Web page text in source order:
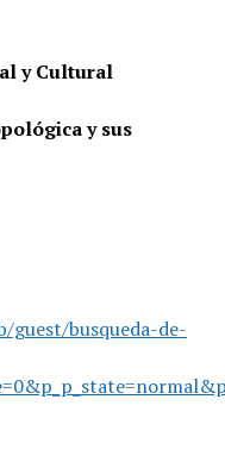
y Cultural
y sus
guest/busqueda-de-